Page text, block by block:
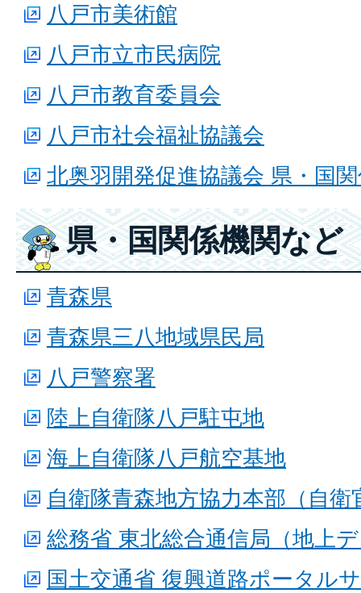
八戸市美術館
八戸市立市民病院
八戸市教育委員会
八戸市社会福祉協議会
北奥羽開発促進協議会 県・国
県・国関係機関など
青森県
青森県三八地域県民局
八戸警察署
陸上自衛隊八戸駐屯地
海上自衛隊八戸航空基地
自衛隊青森地方協力本部（自衛
総務省 東北総合通信局（地上
国土交通省 復興道路ポータル